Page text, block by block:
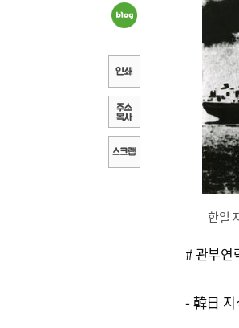
한일
# 관부연
- 韓日